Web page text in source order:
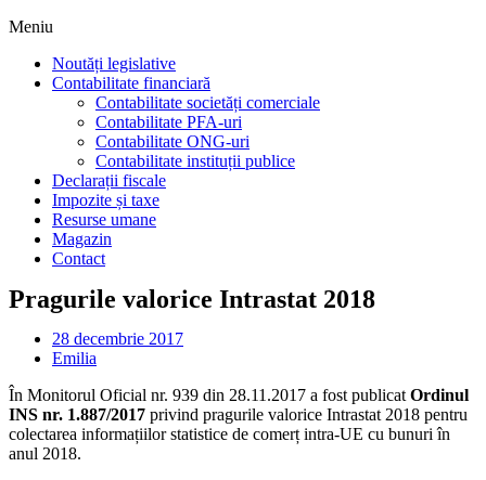
Meniu
Noutăți legislative
Contabilitate financiară
Contabilitate societăți comerciale
Contabilitate PFA-uri
Contabilitate ONG-uri
Contabilitate instituții publice
Declarații fiscale
Impozite și taxe
Resurse umane
Magazin
Contact
Pragurile valorice Intrastat 2018
28 decembrie 2017
Emilia
În Monitorul Oficial nr. 939 din 28.11.2017 a fost publicat Ordinul
INS nr. 1.887/2017 privind pragurile valorice Intrastat 2018 pentru
colectarea informațiilor statistice de comerț intra-UE cu bunuri în
anul 2018.